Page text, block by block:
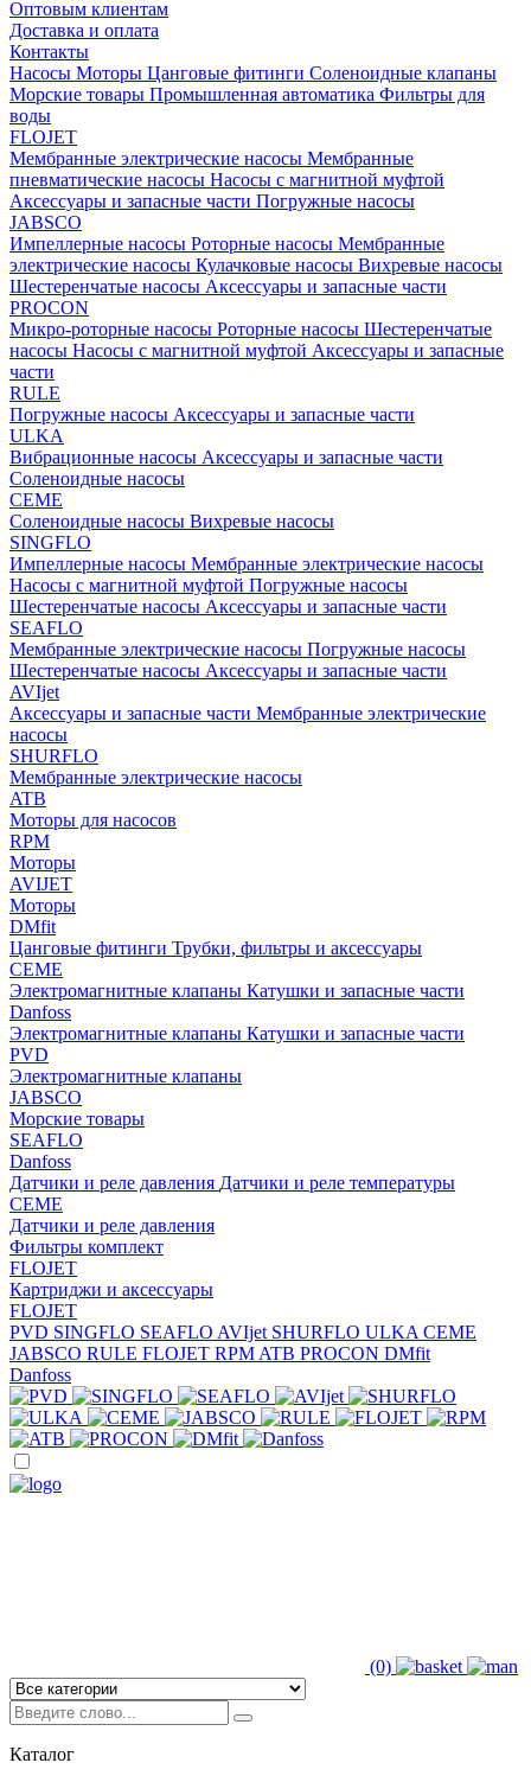
Оптовым клиентам
Доставка и оплата
Контакты
Насосы Моторы Цанговые фитинги Соленоидные клапаны
Морские товары Промышленная автоматика Фильтры для
воды
FLOJET
Мембранные электрические насосы Мембранные
пневматические насосы Насосы с магнитной муфтой
Аксессуары и запасные части Погружные насосы
JABSCO
Импеллерные насосы Роторные насосы Мембранные
электрические насосы Кулачковые насосы Вихревые насосы
Шестеренчатые насосы Аксессуары и запасные части
PROCON
Микро-роторные насосы Роторные насосы Шестеренчатые
насосы Насосы с магнитной муфтой Аксессуары и запасные
части
RULE
Погружные насосы Аксессуары и запасные части
ULKA
Вибрационные насосы Аксессуары и запасные части
Соленоидные насосы
CEME
Соленоидные насосы Вихревые насосы
SINGFLO
Импеллерные насосы Мембранные электрические насосы
Насосы с магнитной муфтой Погружные насосы
Шестеренчатые насосы Аксессуары и запасные части
SEAFLO
Мембранные электрические насосы Погружные насосы
Шестеренчатые насосы Аксессуары и запасные части
AVIjet
Аксессуары и запасные части Мембранные электрические
насосы
SHURFLO
Мембранные электрические насосы
ATB
Моторы для насосов
RPM
Моторы
AVIJET
Моторы
DMfit
Цанговые фитинги Трубки, фильтры и аксессуары
CEME
Электромагнитные клапаны Катушки и запасные части
Danfoss
Электромагнитные клапаны Катушки и запасные части
PVD
Электромагнитные клапаны
JABSCO
Морские товары
SEAFLO
Danfoss
Датчики и реле давления Датчики и реле температуры
CEME
Датчики и реле давления
Фильтры комплект
FLOJET
Картриджи и аксессуары
FLOJET
PVD SINGFLO SEAFLO AVIjet SHURFLO ULKA CEME
JABSCO RULE FLOJET RPM ATB PROCON DMfit
Danfoss
(0)
Каталог